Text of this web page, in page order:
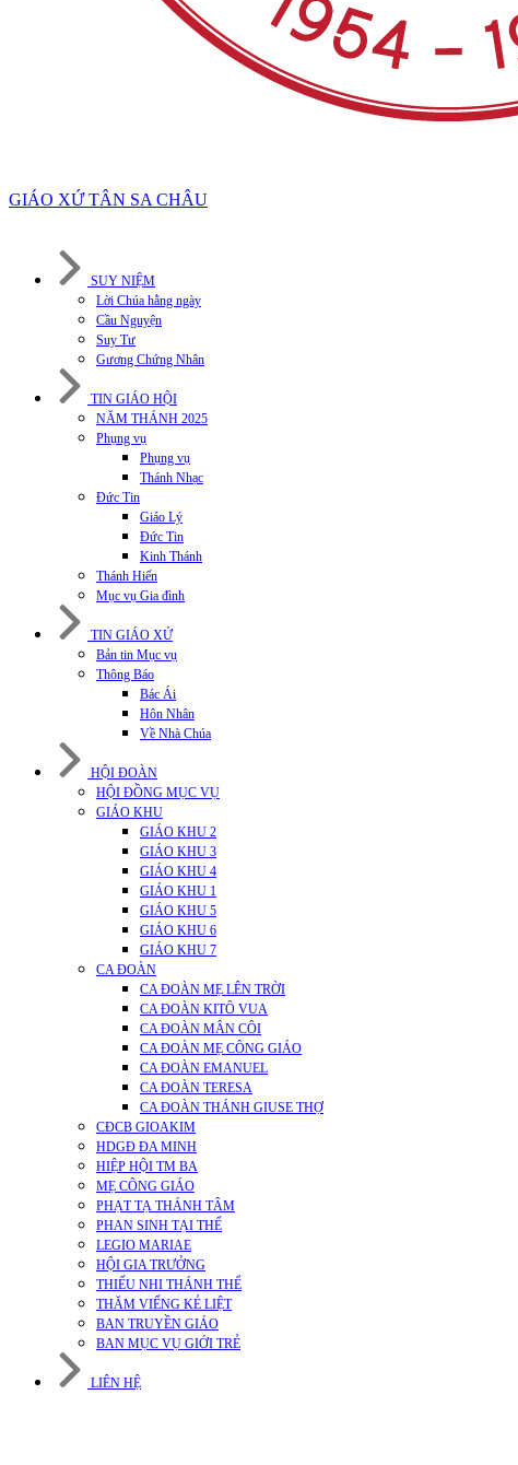
GIÁO XỨ TÂN SA CHÂU
SUY NIỆM
Lời Chúa hằng ngày
Cầu Nguyện
Suy Tư
Gương Chứng Nhân
TIN GIÁO HỘI
NĂM THÁNH 2025
Phụng vụ
Phụng vụ
Thánh Nhạc
Đức Tin
Giáo Lý
Đức Tin
Kinh Thánh
Thánh Hiến
Mục vụ Gia đình
TIN GIÁO XỨ
Bản tin Mục vụ
Thông Báo
Bác Ái
Hôn Nhân
Về Nhà Chúa
HỘI ĐOÀN
HỘI ĐỒNG MỤC VỤ
GIÁO KHU
GIÁO KHU 2
GIÁO KHU 3
GIÁO KHU 4
GIÁO KHU 1
GIÁO KHU 5
GIÁO KHU 6
GIÁO KHU 7
CA ĐOÀN
CA ĐOÀN MẸ LÊN TRỜI
CA ĐOÀN KITÔ VUA
CA ĐOÀN MÂN CÔI
CA ĐOÀN MẸ CÔNG GIÁO
CA ĐOÀN EMANUEL
CA ĐOÀN TERESA
CA ĐOÀN THÁNH GIUSE THỢ
CĐCB GIOAKIM
HDGĐ ĐA MINH
HIỆP HỘI TM BA
MẸ CÔNG GIÁO
PHẠT TẠ THÁNH TÂM
PHAN SINH TẠI THẾ
LEGIO MARIAE
HỘI GIA TRƯỞNG
THIẾU NHI THÁNH THỂ
THĂM VIẾNG KẺ LIỆT
BAN TRUYỀN GIÁO
BAN MỤC VỤ GIỚI TRẺ
LIÊN HỆ